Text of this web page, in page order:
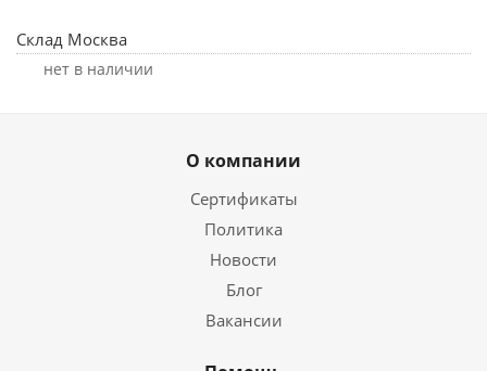
Склад Москва
Нет в наличии
О компании
Сертификаты
Политика
Новости
Блог
Вакансии